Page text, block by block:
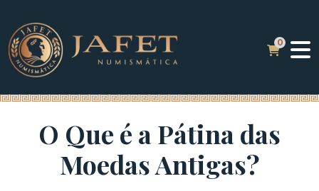
O Que é a Pátina das
Moedas Antigas?